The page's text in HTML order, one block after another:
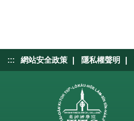
::: 網站安全政策 | 隱私權聲明 |